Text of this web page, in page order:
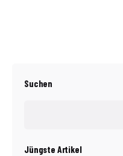
Suchen
Jüngste Artikel